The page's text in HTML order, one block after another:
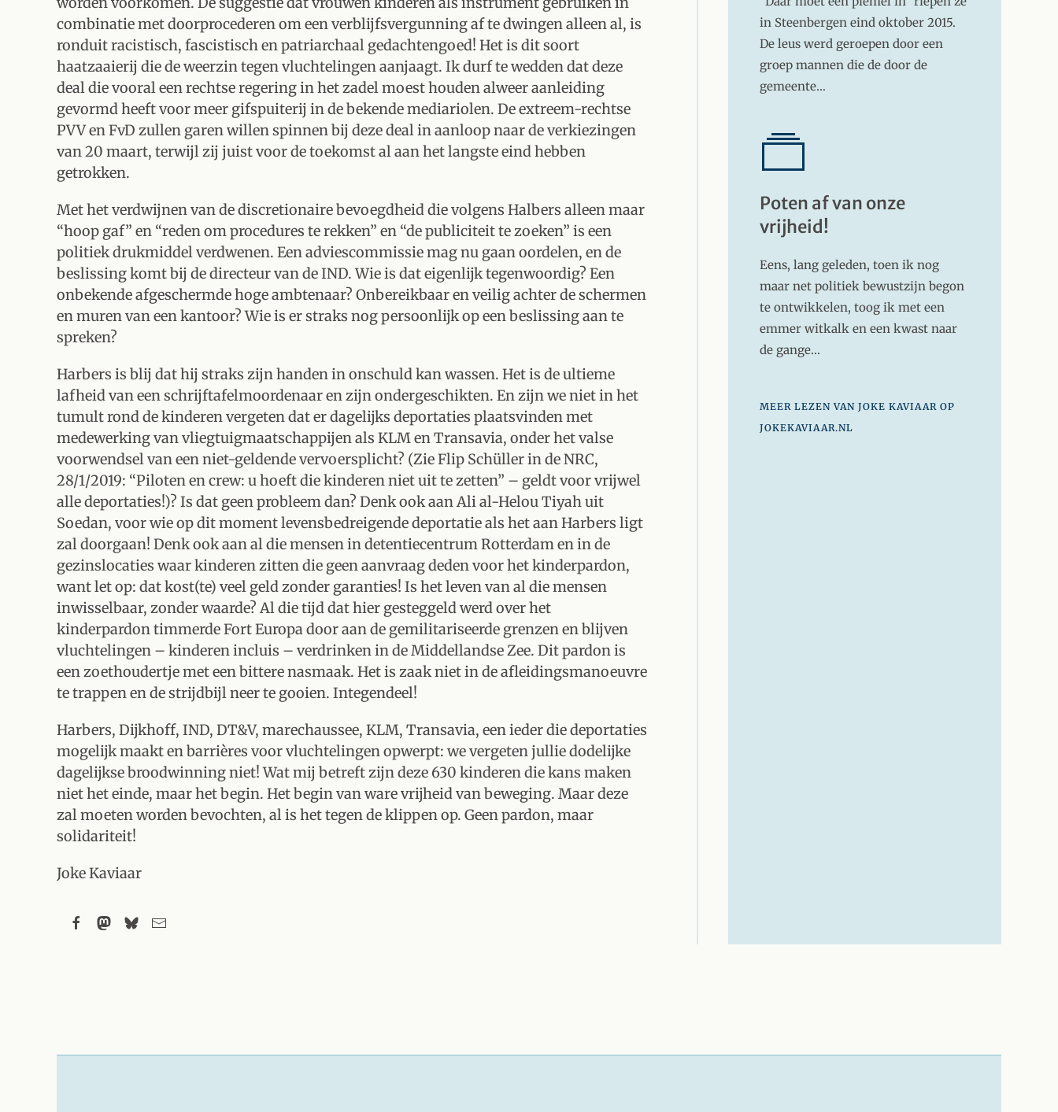
combinatie met doorprocederen om een verblijfsvergunning af te dwingen alleen al, is
ronduit racistisch, fascistisch en patriarchaal gedachtengoed! Het is dit soort
haatzaaierij die de weerzin tegen vluchtelingen aanjaagt. Ik durf te wedden dat deze
deal die vooral een rechtse regering in het zadel moest houden alweer aanleiding
gevormd heeft voor meer gifspuiterij in de bekende mediariolen. De extreem-rechtse
PVV en FvD zullen garen willen spinnen bij deze deal in aanloop naar de verkiezingen
van 20 maart, terwijl zij juist voor de toekomst al aan het langste eind hebben
getrokken.
Met het verdwijnen van de discretionaire bevoegdheid die volgens Halbers alleen maar
“hoop gaf” en “reden om procedures te rekken” en “de publiciteit te zoeken” is een
politiek drukmiddel verdwenen. Een adviescommissie mag nu gaan oordelen, en de
beslissing komt bij de directeur van de IND. Wie is dat eigenlijk tegenwoordig? Een
onbekende afgeschermde hoge ambtenaar? Onbereikbaar en veilig achter de schermen
en muren van een kantoor? Wie is er straks nog persoonlijk op een beslissing aan te
spreken?
Harbers is blij dat hij straks zijn handen in onschuld kan wassen. Het is de ultieme
lafheid van een schrijftafelmoordenaar en zijn ondergeschikten. En zijn we niet in het
tumult rond de kinderen vergeten dat er dagelijks deportaties plaatsvinden met
medewerking van vliegtuigmaatschappijen als KLM en Transavia, onder het valse
voorwendsel van een niet-geldende vervoersplicht? (Zie Flip Schüller in de NRC,
28/1/2019: “Piloten en crew: u hoeft die kinderen niet uit te zetten” – geldt voor vrijwel
alle deportaties!)? Is dat geen probleem dan? Denk ook aan Ali al-Helou Tiyah uit
Soedan, voor wie op dit moment levensbedreigende deportatie als het aan Harbers ligt
zal doorgaan! Denk ook aan al die mensen in detentiecentrum Rotterdam en in de
gezinslocaties waar kinderen zitten die geen aanvraag deden voor het kinderpardon,
want let op: dat kost(te) veel geld zonder garanties! Is het leven van al die mensen
inwisselbaar, zonder waarde? Al die tijd dat hier gesteggeld werd over het
kinderpardon timmerde Fort Europa door aan de gemilitariseerde grenzen en blijven
vluchtelingen – kinderen incluis – verdrinken in de Middellandse Zee. Dit pardon is
een zoethoudertje met een bittere nasmaak. Het is zaak niet in de afleidingsmanoeuvre
te trappen en de strijdbijl neer te gooien. Integendeel!
Harbers, Dijkhoff, IND, DT&V, marechaussee, KLM, Transavia, een ieder die deportaties
mogelijk maakt en barrières voor vluchtelingen opwerpt: we vergeten jullie dodelijke
dagelijkse broodwinning niet! Wat mij betreft zijn deze 630 kinderen die kans maken
niet het einde, maar het begin. Het begin van ware vrijheid van beweging. Maar deze
zal moeten worden bevochten, al is het tegen de klippen op. Geen pardon, maar
solidariteit!
Joke Kaviaar
in Steenbergen eind oktober 2015.
De leus werd geroepen door een
groep mannen die de door de
gemeente…
Poten af van onze
vrijheid!
Eens, lang geleden, toen ik nog
maar net politiek bewustzijn begon
te ontwikkelen, toog ik met een
emmer witkalk en een kwast naar
de gange…
MEER LEZEN VAN JOKE KAVIAAR OP
JOKEKAVIAAR.NL